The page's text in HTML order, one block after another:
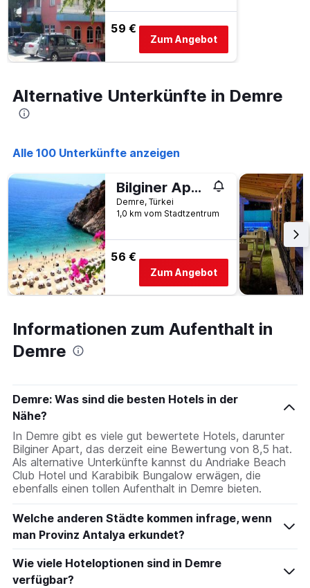
59 €
Zum Angebot
Alternative Unterkünfte in Demre
Alle 100 Unterkünfte anzeigen
Bilginer Apart
Demre, Türkei
1,0 km vom Stadtzentrum
56 €
Zum Angebot
Informationen zum Aufenthalt in
Demre
Demre: Was sind die besten Hotels in der
Nähe?
In Demre gibt es viele gut bewertete Hotels, darunter
Bilginer Apart, das derzeit eine Bewertung von 8,5 hat.
Als alternative Unterkünfte kannst du Andriake Beach
Club Hotel und Karabibik Bungalow erwägen, die
ebenfalls einen tollen Aufenthalt in Demre bieten.
Welche anderen Städte kommen infrage, wenn
man Provinz Antalya erkundet?
Wie viele Hoteloptionen sind in Demre
verfügbar?